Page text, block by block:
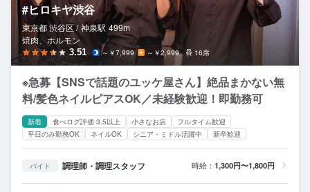
#ヒロキヤ渋谷
東京都 渋谷区 / 神泉駅 499m
焼肉、ホルモン
3.51 ～￥7,999 ～￥2,999 16席
※急募【SNSで話題のユッケ屋さん】絶品まかない無
料/髪色ネイルピアスOK／未経験歓迎！即勤務可
新着 食べログ評価 3.5以上 小さなお店
フルタイム歓迎
平日のみ勤務OK
ネイルOK シニア・ミドル活躍中 新卒歓迎
バイト 調理師・調理スタッフ 時給： 1,300円〜1,800円